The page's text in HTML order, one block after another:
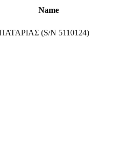
Name
(S/N 5110124)